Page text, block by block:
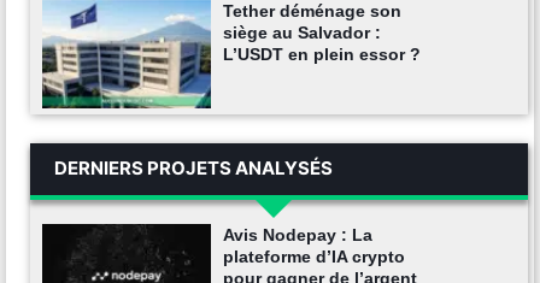
Tether déménage son
siège au Salvador :
L’USDT en plein essor ?
DERNIERS PROJETS ANALYSÉS
Avis Nodepay : La
plateforme d’IA crypto
pour gagner de l’argent